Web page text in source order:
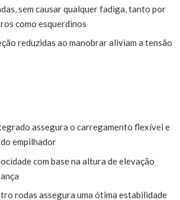
sem causar qualquer fadiga, tanto por
como esquerdinos
reduzidas ao manobrar aliviam a tensão
assegura o carregamento flexível e
empilhador
com base na altura de elevação
rodas assegura uma ótima estabilidade